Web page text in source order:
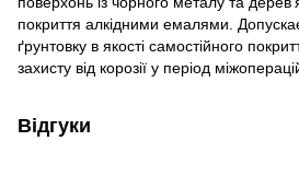
покриття алкідними емалями.
ґрунтовку в якості самостійного
захисту від корозії у період
Відгуки